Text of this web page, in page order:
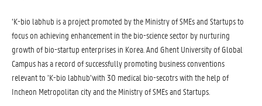
‘K-bio labhub is a project promoted by the Ministry of SMEs and Startups to
focus on achieving enhancement in the bio-science sector by nurturing
growth of bio-startup enterprises in Korea. And Ghent University of Global
Campus has a record of successfully promoting business conventions
relevant to ’K-bio labhub’with 30 medical bio-secotrs with the help of
Incheon Metropolitan city and the Ministry of SMEs and Startups.